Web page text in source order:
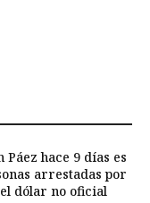
hace 9 días es
arrestadas por
dólar no oficial